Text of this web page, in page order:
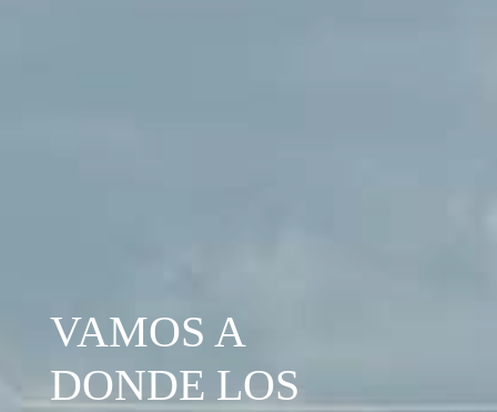
VAMOS A
DONDE LOS